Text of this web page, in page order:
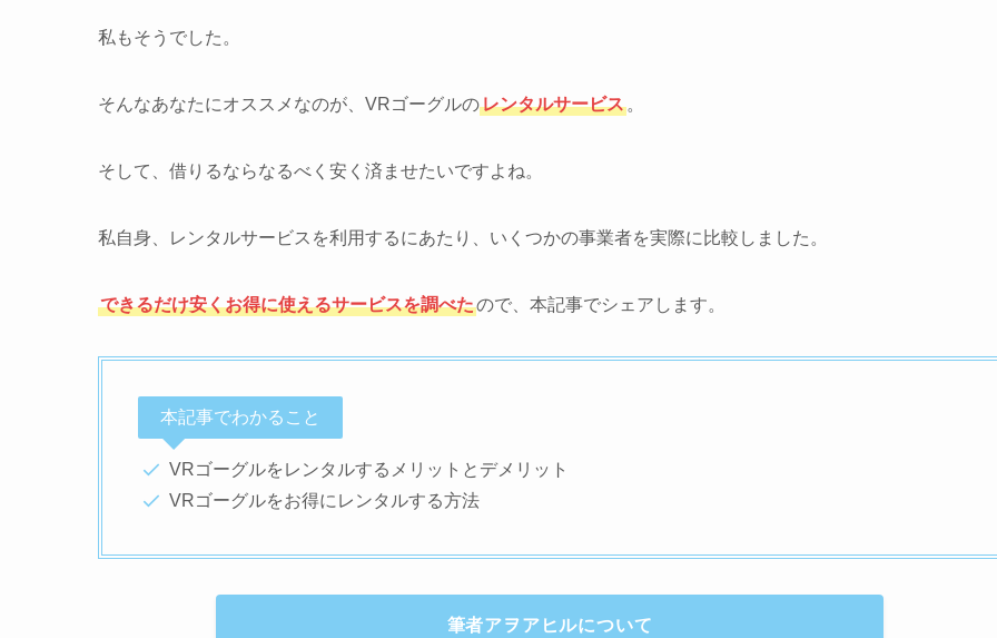
私もそうでした。
そんなあなたにオススメなのが、VRゴーグルのレンタルサービス 。
そして、借りるならなるべく安く済ませたいですよね。
私自身、レンタルサービスを利用するにあたり、いくつかの事業者を実際に比較しました。
できるだけ安くお得に使えるサービスを調べたので、本記事でシェアします。
本記事でわかること
VRゴーグルをレンタルするメリットとデメリット
VRゴーグルをお得にレンタルする方法
筆者アヲアヒルについて